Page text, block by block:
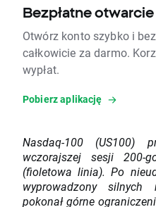
Bezpłatne
Otwórz konto szybko i
całkowicie za darmo.
wypłat.
Pobierz aplikację
Nasdaq-100 (US100)
wczorajszej sesji 200-
(fioletowa linia). Po
wyprowadzony silnych
pokonał górne